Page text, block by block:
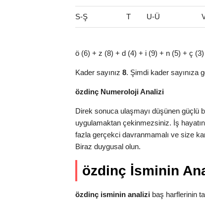
S-Ş T U-Ü
ö (6) + z (8) + d (4) + i (9) + n (5) + ç
Kader sayınız 8. Şimdi kader sayınıza
özdinç Numeroloji Analizi
Direk sonuca ulaşmayı düşünen güçlü
uygulamaktan çekinmezsiniz. İş
fazla gerçekci davranmamalı ve size
Biraz duygusal olun.
özdinç İsminin
özdinç isminin analizi baş harflerinin